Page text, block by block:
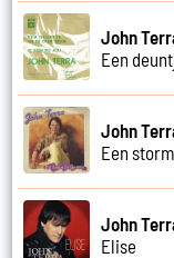
John
Een
John
Een
John
Elise